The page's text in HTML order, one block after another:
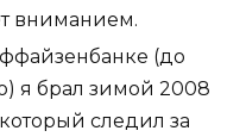
вниманием.
(до
я брал зимой 2008
следил за